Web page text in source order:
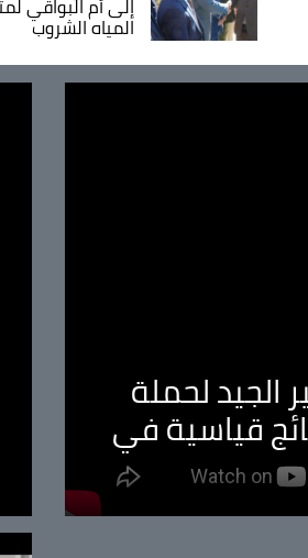
المياه الشروب
الجيد لحملة
قياسية في